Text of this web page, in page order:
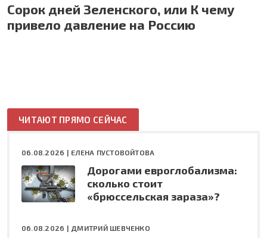
Сорок дней Зеленского, или К чему
привело давление на Россию
ЧИТАЮТ ПРЯМО СЕЙЧАС
06.08.2026 | ЕЛЕНА ПУСТОВОЙТОВА
Дорогами евроглобализма:
сколько стоит
«брюссельская зараза»?
06.08.2026 | ДМИТРИЙ ШЕВЧЕНКО